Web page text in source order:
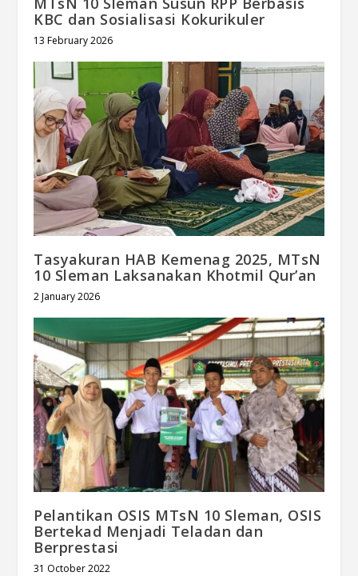
KBC dan Sosialisasi Kokurikuler
13 February 2026
Tasyakuran HAB Kemenag 2025, MTsN
10 Sleman Laksanakan Khotmil Qur’an
2 January 2026
Pelantikan OSIS MTsN 10 Sleman, OSIS
Bertekad Menjadi Teladan dan
Berprestasi
31 October 2022